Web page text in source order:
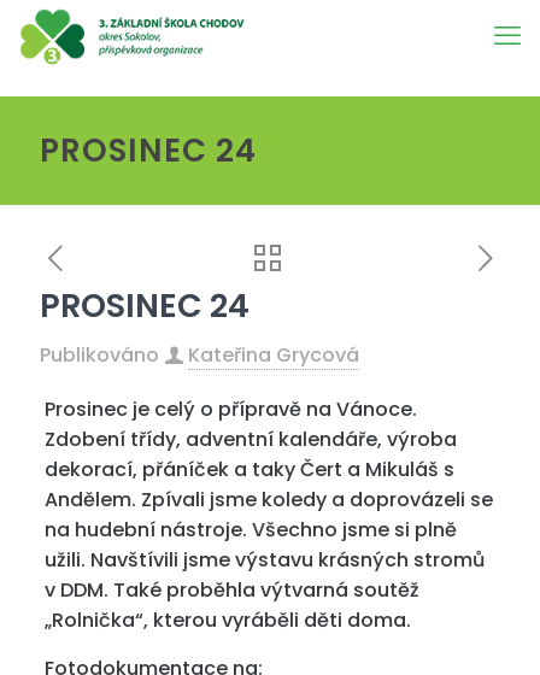
PROSINEC 24
PROSINEC 24
Publikováno
Kateřina Grycová
Prosinec je celý o přípravě na Vánoce.
Zdobení třídy, adventní kalendáře, výroba
dekorací, přáníček a taky Čert a Mikuláš s
Andělem. Zpívali jsme koledy a doprovázeli se
na hudební nástroje. Všechno jsme si plně
užili. Navštívili jsme výstavu krásných stromů
v DDM. Také proběhla výtvarná soutěž
„Rolnička“, kterou vyráběli děti doma.
Fotodokumentace na: